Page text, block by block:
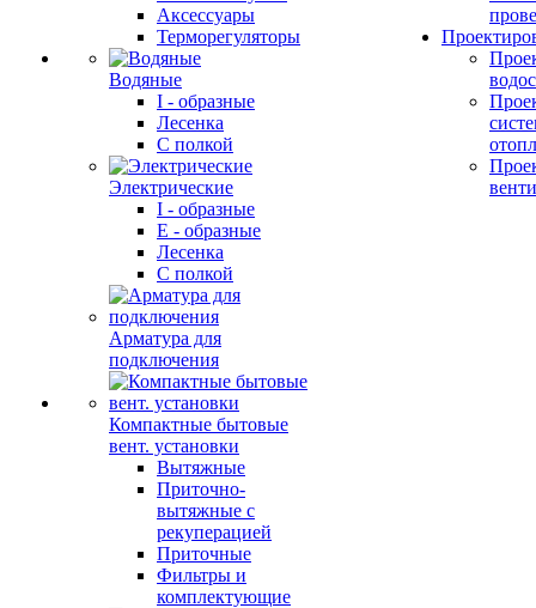
Аксессуары
Терморегуляторы
Водяные
I - образные
Лесенка
С полкой
Электрические
I - образные
E - образные
Лесенка
С полкой
Арматура для
подключения
Компактные бытовые
вент. установки
Вытяжные
Приточно-
вытяжные с
рекуперацией
Приточные
Фильтры и
комплектующие